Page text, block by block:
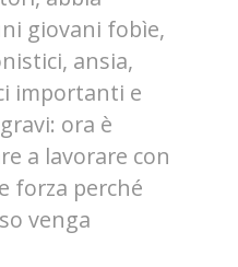
giovani fobìe,
ansia,
importanti e
ora è
a lavorare con
forza perché
venga